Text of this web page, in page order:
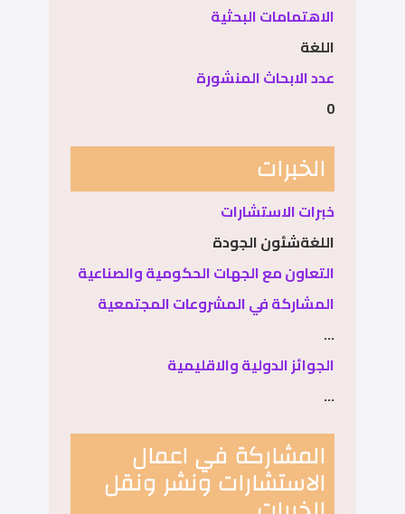
الاهتمامات البحثية
اللغة
عدد الابحاث المنشورة
0
الخبرات
خبرات الاستشارات
اللغةشئون الجودة
التعاون مع الجهات الحكومية والصناعية
المشاركة في المشروعات المجتمعية
...
الجوائز الدولية والاقليمية
...
المشاركة في اعمال
الاستشارات ونشر ونقل